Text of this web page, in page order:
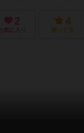
2
お気に入り
4
持ってる